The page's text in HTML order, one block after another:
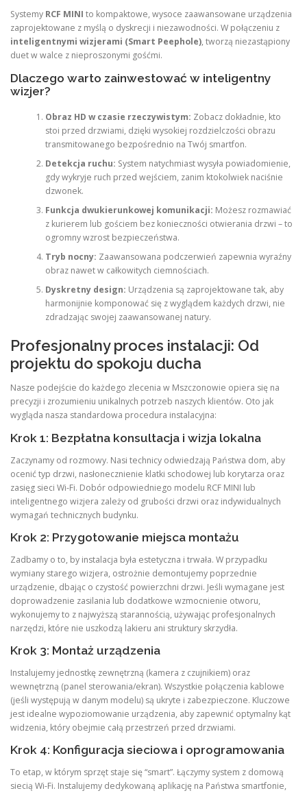
Systemy RCF MINI to kompaktowe, wysoce zaawansowane urządzenia
zaprojektowane z myślą o dyskrecji i niezawodności. W połączeniu z
inteligentnymi wizjerami (Smart Peephole), tworzą niezastąpiony
duet w walce z nieproszonymi gośćmi.
Dlaczego warto zainwestować w inteligentny
wizjer?
Obraz HD w czasie rzeczywistym: Zobacz dokładnie, kto
stoi przed drzwiami, dzięki wysokiej rozdzielczości obrazu
transmitowanego bezpośrednio na Twój smartfon.
Detekcja ruchu: System natychmiast wysyła powiadomienie,
gdy wykryje ruch przed wejściem, zanim ktokolwiek naciśnie
dzwonek.
Funkcja dwukierunkowej komunikacji: Możesz rozmawiać
z kurierem lub gościem bez konieczności otwierania drzwi – to
ogromny wzrost bezpieczeństwa.
Tryb nocny: Zaawansowana podczerwień zapewnia wyraźny
obraz nawet w całkowitych ciemnościach.
Dyskretny design: Urządzenia są zaprojektowane tak, aby
harmonijnie komponować się z wyglądem każdych drzwi, nie
zdradzając swojej zaawansowanej natury.
Profesjonalny proces instalacji: Od
projektu do spokoju ducha
Nasze podejście do każdego zlecenia w Mszczonowie opiera się na
precyzji i zrozumieniu unikalnych potrzeb naszych klientów. Oto jak
wygląda nasza standardowa procedura instalacyjna:
Krok 1: Bezpłatna konsultacja i wizja lokalna
Zaczynamy od rozmowy. Nasi technicy odwiedzają Państwa dom, aby
ocenić typ drzwi, nasłonecznienie klatki schodowej lub korytarza oraz
zasięg sieci Wi-Fi. Dobór odpowiedniego modelu RCF MINI lub
inteligentnego wizjera zależy od grubości drzwi oraz indywidualnych
wymagań technicznych budynku.
Krok 2: Przygotowanie miejsca montażu
Zadbamy o to, by instalacja była estetyczna i trwała. W przypadku
wymiany starego wizjera, ostrożnie demontujemy poprzednie
urządzenie, dbając o czystość powierzchni drzwi. Jeśli wymagane jest
doprowadzenie zasilania lub dodatkowe wzmocnienie otworu,
wykonujemy to z najwyższą starannością, używając profesjonalnych
narzędzi, które nie uszkodzą lakieru ani struktury skrzydła.
Krok 3: Montaż urządzenia
Instalujemy jednostkę zewnętrzną (kamera z czujnikiem) oraz
wewnętrzną (panel sterowania/ekran). Wszystkie połączenia kablowe
(jeśli występują w danym modelu) są ukryte i zabezpieczone. Kluczowe
jest idealne wypoziomowanie urządzenia, aby zapewnić optymalny kąt
widzenia, który obejmie całą przestrzeń przed drzwiami.
Krok 4: Konfiguracja sieciowa i oprogramowania
To etap, w którym sprzęt staje się “smart”. Łączymy system z domową
siecią Wi-Fi. Instalujemy dedykowaną aplikację na Państwa smartfonie,